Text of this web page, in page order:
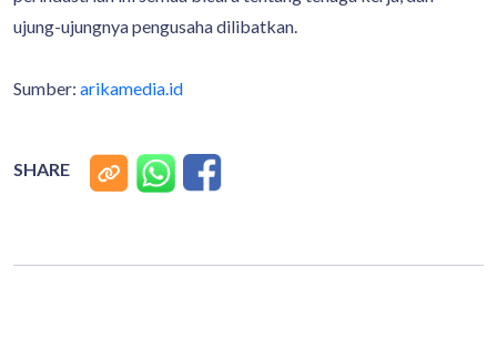
ujung-ujungnya pengusaha dilibatkan.
Sumber: arikamedia.id
SHARE